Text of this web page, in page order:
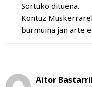
Sortuko dituena.
Kontuz
burmuina jan arte
Aitor